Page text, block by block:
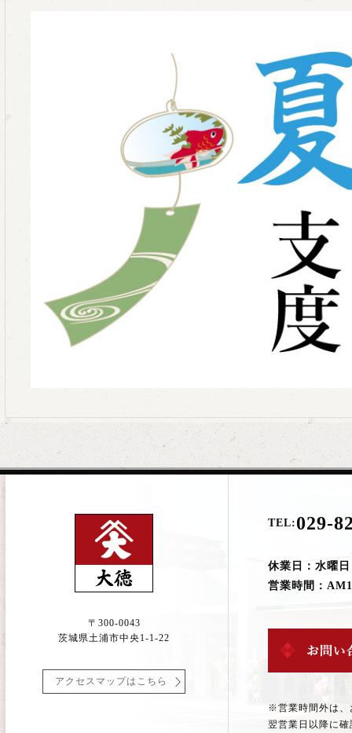
〒300-0043
茨城県土浦市中央1-1-22
アクセスマップはこちら
TEL: 029-
休業日：水曜日
営業時間：
※営業時間外は、
翌営業日以降に